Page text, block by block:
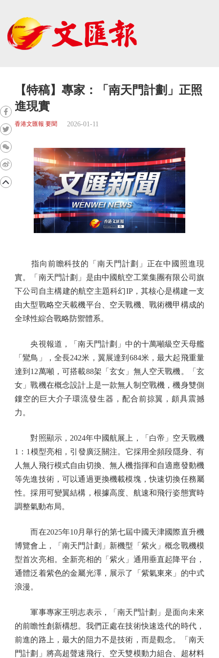
【特稿】專家：「南天門計劃」正照
進現實
香港文匯報 要聞 2026-01-11
指向前瞻科技的「南天門計劃」正在中國照進現
實。「南天門計劃」是由中國航空工業集團有限公司旗
下公司自主構建的航空主題科幻IP，其核心是構建一支
由大型戰略空天載機平台、空天戰機、戰術機甲構成的
全球性綜合戰略防禦體系。
央視報道，「南天門計劃」中的十萬噸級空天母艦
「鸞鳥」，全長242米，翼展達到684米，最大起飛重量
達到12萬噸，可搭載88架「玄女」無人空天戰機。「玄
女」戰機在概念設計上是一款無人制空戰機，機身雙側
鏤空的巨大介子環流發生器，配合前掠翼，頗具震撼
力。
對照顯示，2024年中國航展上，「白帝」空天戰機
1：1模型亮相，引發廣泛關注。它採用全頻段隱身、有
人無人飛行模式自由切換、無人機指揮和自適應發動機
等先進技術，可以通過更換機載模塊，快速切換任務屬
性。採用可變翼結構，根據高度、航速和飛行姿態實時
調整氣動布局。
而在2025年10月舉行的第七屆中國天津國際直升機
博覽會上，「南天門計劃」新機型「紫火」概念戰機模
型首次亮相。全新亮相的「紫火」通用垂直起降平台，
通體泛着紫色的金屬光澤，展示了「紫氣東來」的中式
浪漫。
軍事專家王明志表示，「南天門計劃」是面向未來
的前瞻性創新構想。我們正處在技術快速迭代的時代，
前進的路上，最大的阻力不是技術，而是觀念。「南天
門計劃」將高超聲速飛行、空天雙模動力組合、超材料